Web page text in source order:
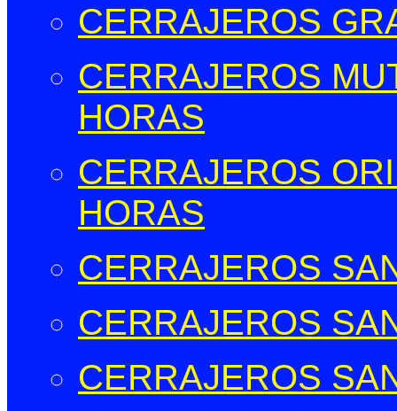
CERRAJEROS
CERRAJEROS
HORAS
CERRAJEROS
HORAS
CERRAJEROS
CERRAJEROS
CERRAJEROS